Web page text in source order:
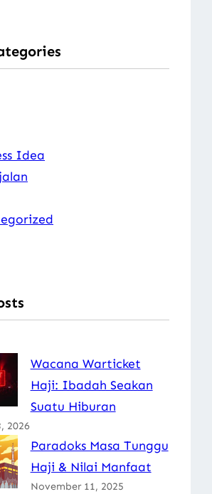
Idea
Wacana Warticket
Haji: Ibadah Seakan
Suatu Hiburan
2026
Paradoks Masa Tunggu
Haji & Nilai Manfaat
November 11, 2025